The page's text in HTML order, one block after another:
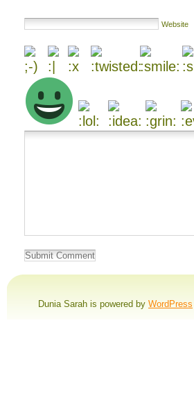
Website
Dunia Sarah is powered by WordPress